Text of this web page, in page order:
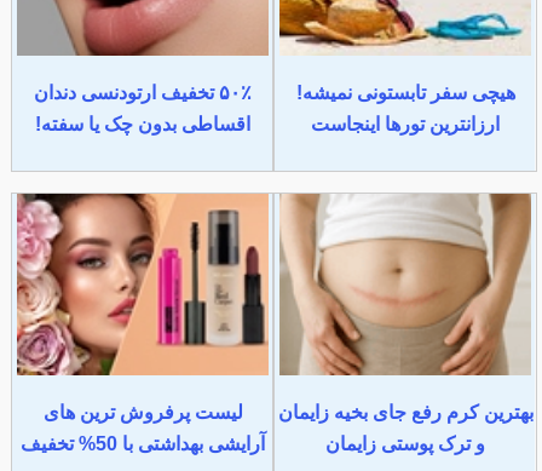
هیچی سفر تابستونی نمیشه!
ارزانترین تورها اینجاست
۵۰٪ تخفیف ارتودنسی دندان
اقساطی بدون چک یا سفته!
بهترین کرم رفع جای بخیه زایمان
و ترک پوستی زایمان
لیست پرفروش ترین های
آرایشی بهداشتی با 50% تخفیف